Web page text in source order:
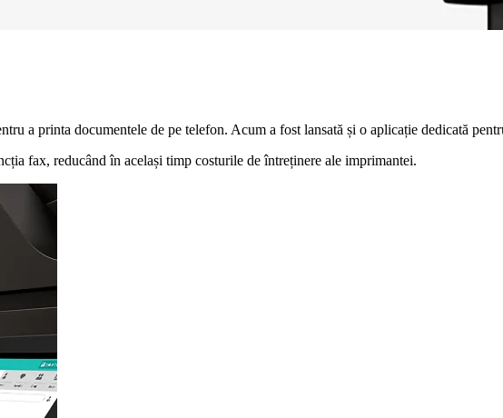
a printa documentele de pe telefon. Acum a fost lansată și o aplicație dedicată
fax, reducând în același timp costurile de întreținere ale imprimantei.